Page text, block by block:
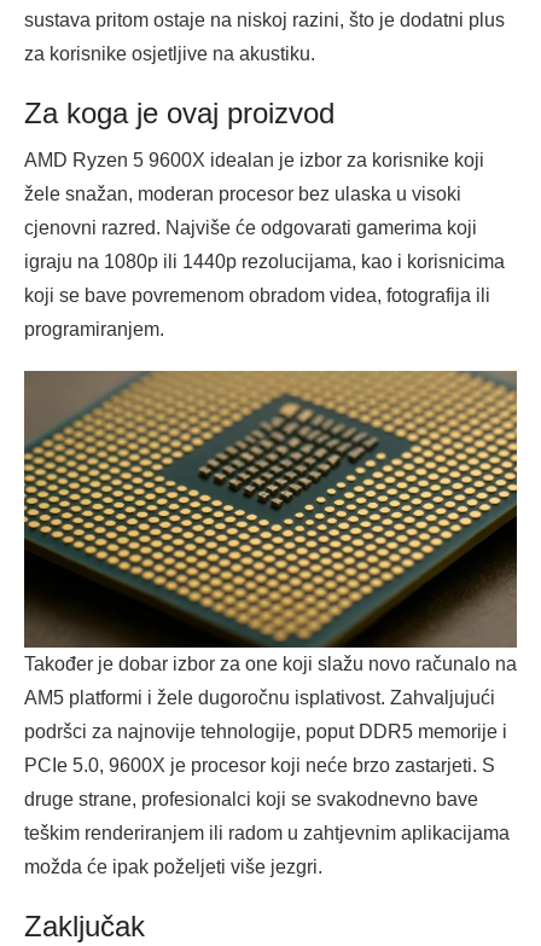
sustava pritom ostaje na niskoj razini, što je dodatni plus
za korisnike osjetljive na akustiku.
Za koga je ovaj proizvod
AMD Ryzen 5 9600X idealan je izbor za korisnike koji
žele snažan, moderan procesor bez ulaska u visoki
cjenovni razred. Najviše će odgovarati gamerima koji
igraju na 1080p ili 1440p rezolucijama, kao i korisnicima
koji se bave povremenom obradom videa, fotografija ili
programiranjem.
Također je dobar izbor za one koji slažu novo računalo na
AM5 platformi i žele dugoročnu isplativost. Zahvaljujući
podršci za najnovije tehnologije, poput DDR5 memorije i
PCIe 5.0, 9600X je procesor koji neće brzo zastarjeti. S
druge strane, profesionalci koji se svakodnevno bave
teškim renderiranjem ili radom u zahtjevnim aplikacijama
možda će ipak poželjeti više jezgri.
Zaključak